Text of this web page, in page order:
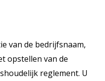
van de bedrijfsnaam,
opstellen van de
reglement. U